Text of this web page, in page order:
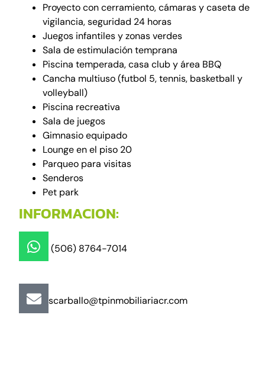
Proyecto con cerramiento, cámaras y caseta de
vigilancia, seguridad 24 horas
Juegos infantiles y zonas verdes
Sala de estimulación temprana
Piscina temperada, casa club y área BBQ
Cancha multiuso (futbol 5, tennis, basketball y
volleyball)
Piscina recreativa
Sala de juegos
Gimnasio equipado
Lounge en el piso 20
Parqueo para visitas
Senderos
Pet park
INFORMACION:
(506) 8764-7014
scarballo@tpinmobiliariacr.com